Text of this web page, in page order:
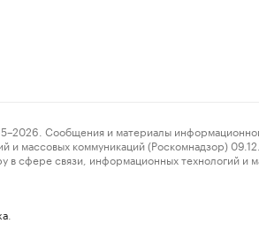
Сообщения и материалы информационного
и массовых коммуникаций (Роскомнадзор)
в сфере связи, информационных технологий